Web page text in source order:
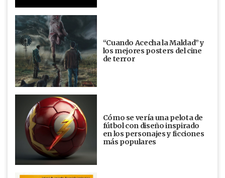
“Cuando Acecha la Maldad” y
los mejores posters del cine
de terror
Cómo se vería una pelota de
fútbol con diseño inspirado
en los personajes y ficciones
más populares